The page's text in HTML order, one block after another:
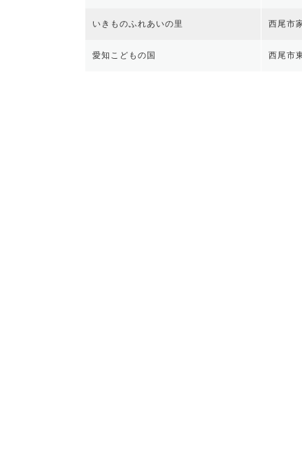
いきものふれあいの里 西尾市
愛知こどもの国 西尾市